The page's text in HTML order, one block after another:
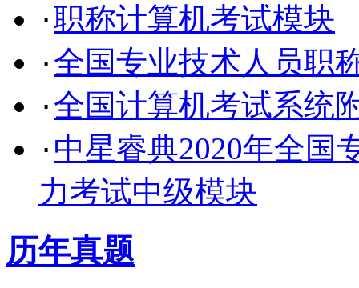
·职称计算机考试模块
· 全国专业技术人员职
· 全国计算机考试系统
· 中星睿典2020年全国
力考试中级模块
历年真题